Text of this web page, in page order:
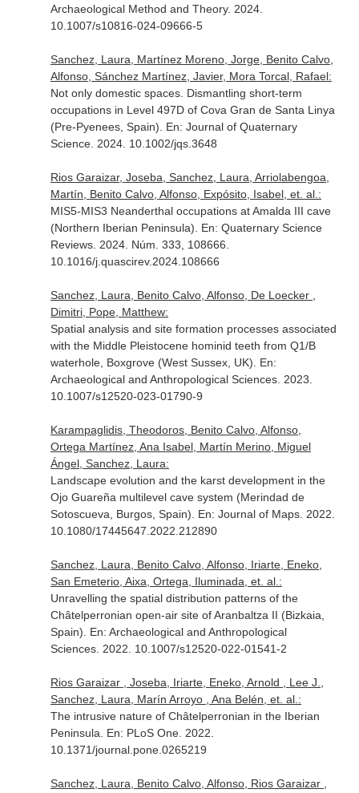
Archaeological Method and Theory. 2024.
10.1007/s10816-024-09666-5
Sanchez, Laura, Martínez Moreno, Jorge, Benito Calvo,
Alfonso, Sánchez Martínez, Javier, Mora Torcal, Rafael:
Not only domestic spaces. Dismantling short-term
occupations in Level 497D of Cova Gran de Santa Linya
(Pre-Pyenees, Spain). En: Journal of Quaternary
Science. 2024. 10.1002/jqs.3648
Rios Garaizar, Joseba, Sanchez, Laura, Arriolabengoa,
Martín, Benito Calvo, Alfonso, Expósito, Isabel, et. al.:
MIS5-MIS3 Neanderthal occupations at Amalda III cave
(Northern Iberian Peninsula). En: Quaternary Science
Reviews. 2024. Núm. 333, 108666.
10.1016/j.quascirev.2024.108666
Sanchez, Laura, Benito Calvo, Alfonso, De Loecker ,
Dimitri, Pope, Matthew:
Spatial analysis and site formation processes associated
with the Middle Pleistocene hominid teeth from Q1/B
waterhole, Boxgrove (West Sussex, UK). En:
Archaeological and Anthropological Sciences. 2023.
10.1007/s12520-023-01790-9
Karampaglidis, Theodoros, Benito Calvo, Alfonso,
Ortega Martínez, Ana Isabel, Martín Merino, Miguel
Ángel, Sanchez, Laura:
Landscape evolution and the karst development in the
Ojo Guareña multilevel cave system (Merindad de
Sotoscueva, Burgos, Spain). En: Journal of Maps. 2022.
10.1080/17445647.2022.212890
Sanchez, Laura, Benito Calvo, Alfonso, Iriarte, Eneko,
San Emeterio, Aixa, Ortega, Iluminada, et. al.:
Unravelling the spatial distribution patterns of the
Châtelperronian open-air site of Aranbaltza II (Bizkaia,
Spain). En: Archaeological and Anthropological
Sciences. 2022. 10.1007/s12520-022-01541-2
Rios Garaizar , Joseba, Iriarte, Eneko, Arnold , Lee J.,
Sanchez, Laura, Marín Arroyo , Ana Belén, et. al.:
The intrusive nature of Châtelperronian in the Iberian
Peninsula. En: PLoS One. 2022.
10.1371/journal.pone.0265219
Sanchez, Laura, Benito Calvo, Alfonso, Rios Garaizar ,